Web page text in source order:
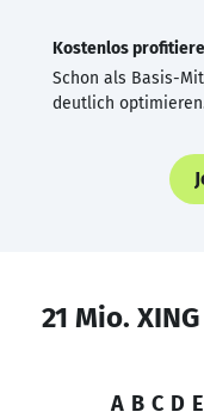
Kostenlos
Schon als Basis-
deutlich
21 Mio.
A B C D E